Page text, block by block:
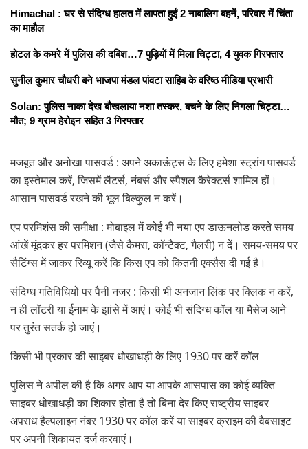
Himachal : घर से संदिग्ध हालत में लापता हुईं 2 नाबालिग बहनें, परिवार में चिंता
का माहौल
होटल के कमरे में पुलिस की दबिश…7 पुड़ियाें में मिला चिट्टा, 4 युवक गिरफ्तार
सुनील कुमार चौधरी बने भाजपा मंडल पांवटा साहिब के वरिष्ठ मीडिया प्रभारी
Solan: पुलिस नाका देख बौखलाया नशा तस्कर, बचने के लिए निगला चिट्टा…
मौत; 9 ग्राम हेरोइन सहित 3 गिरफ्तार
मजबूत और अनोखा पासवर्ड : अपने अकाऊंट्स के लिए हमेशा स्ट्रांग पासवर्ड
का इस्तेमाल करें, जिसमें लैटर्स, नंबर्स और स्पैशल कैरेक्टर्स शामिल हों।
आसान पासवर्ड रखने की भूल बिल्कुल न करें।
एप परमिशंस की समीक्षा : मोबाइल में कोई भी नया एप डाऊनलोड करते समय
आंखें मूंदकर हर परमिशन (जैसे कैमरा, कॉन्टैक्ट, गैलरी) न दें। समय-समय पर
सैटिंग्स में जाकर रिव्यू करें कि किस एप को कितनी एक्सैस दी गई है।
संदिग्ध गतिविधियों पर पैनी नजर : किसी भी अनजान लिंक पर क्लिक न करें,
न ही लॉटरी या ईनाम के झांसे में आएं। कोई भी संदिग्ध कॉल या मैसेज आने
पर तुरंत सतर्क हो जाएं।
किसी भी प्रकार की साइबर धोखाधड़ी के लिए 1930 पर करें कॉल
पुलिस ने अपील की है कि अगर आप या आपके आसपास का कोई व्यक्ति
साइबर धोखाधड़ी का शिकार होता है तो बिना देर किए राष्ट्रीय साइबर
अपराध हैल्पलाइन नंबर 1930 पर कॉल करें या साइबर क्राइम की वैबसाइट
पर अपनी शिकायत दर्ज करवाएं।